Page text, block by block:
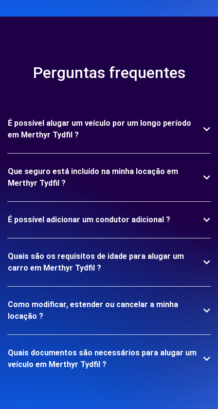
Perguntas frequentes
É possível alugar um veículo por um longo período
em Merthyr Tydfil ?
Que seguro está incluído na minha locação em
Merthyr Tydfil ?
É possível adicionar um condutor adicional ?
Quais são os requisitos de idade para alugar um
carro em Merthyr Tydfil ?
Como modificar, estender ou cancelar a minha
locação ?
Quais documentos são necessários para alugar um
veículo em Merthyr Tydfil ?